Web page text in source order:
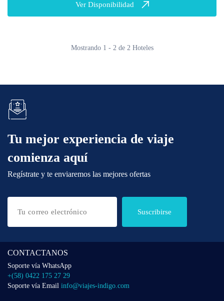
Ver Disponibilidad
Mostrando 1 - 2 de 2 Hoteles
Tu mejor experiencia de viaje
comienza aquí
Regístrate y te enviaremos las mejores ofertas
Suscribirse
CONTACTANOS
Soporte vía WhatsApp
+(58) 0422 175 27 29
Soporte vía Email info@viajes-indigo.com